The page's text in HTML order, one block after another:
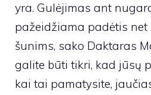
yra. Gulėjimas ant
pažeidžiama padėtis
šunims, sako Daktaras
galite būti tikri, kad jūsų
kai tai pamatysite,